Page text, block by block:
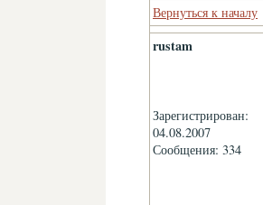
Вернуться к началу
rustam
Зарегистрирован:
04.08.2007
Сообщения: 334